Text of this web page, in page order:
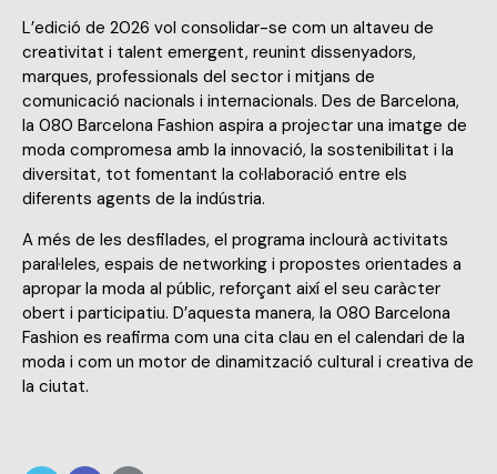
L’edició de 2026 vol consolidar-se com un altaveu de
creativitat i talent emergent, reunint dissenyadors,
marques, professionals del sector i mitjans de
comunicació nacionals i internacionals. Des de Barcelona,
la 080 Barcelona Fashion aspira a projectar una imatge de
moda compromesa amb la innovació, la sostenibilitat i la
diversitat, tot fomentant la col·laboració entre els
diferents agents de la indústria.
A més de les desfilades, el programa inclourà activitats
paral·leles, espais de networking i propostes orientades a
apropar la moda al públic, reforçant així el seu caràcter
obert i participatiu. D’aquesta manera, la 080 Barcelona
Fashion es reafirma com una cita clau en el calendari de la
moda i com un motor de dinamització cultural i creativa de
la ciutat.